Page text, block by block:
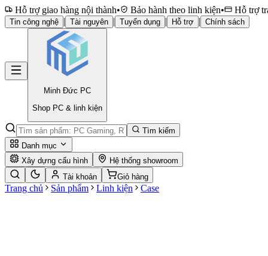
Hỗ trợ giao hàng nội thành• Bảo hành theo linh kiện• Hỗ trợ
Tin công nghệ | Tài nguyên | Tuyển dụng | Hỗ trợ | Chính sách
Minh Đức PC
Shop PC & linh kiện
Tìm kiếm
Danh mục
Xây dựng cấu hình
Hệ thống showroom
Tài khoản
Giỏ hàng
Trang chủ Sản phẩm Linh kiện Case